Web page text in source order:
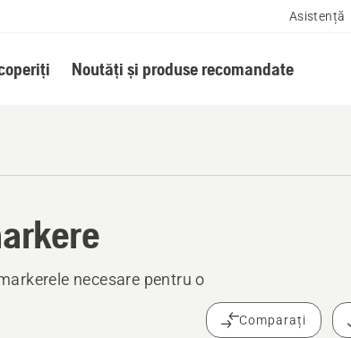
Asistență
Noutăți și produse recomandate
necesare pentru o
Comparați